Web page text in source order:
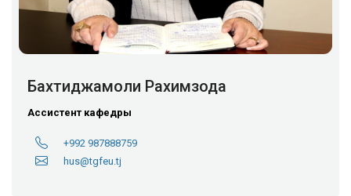
Бахтиджамоли Рахимзода
Ассистент кафедры
+992 987888759
hus@tgfeu.tj